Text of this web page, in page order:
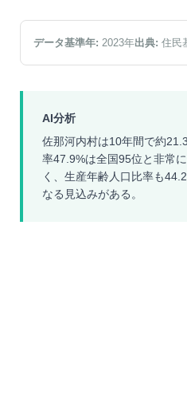
データ基準年: 2023年出典: 住民
AI分析
佐那河内村は10年間で約
率47.9%は全国95位と非常
く、生産年齢人口比率も
なる見込みがある。